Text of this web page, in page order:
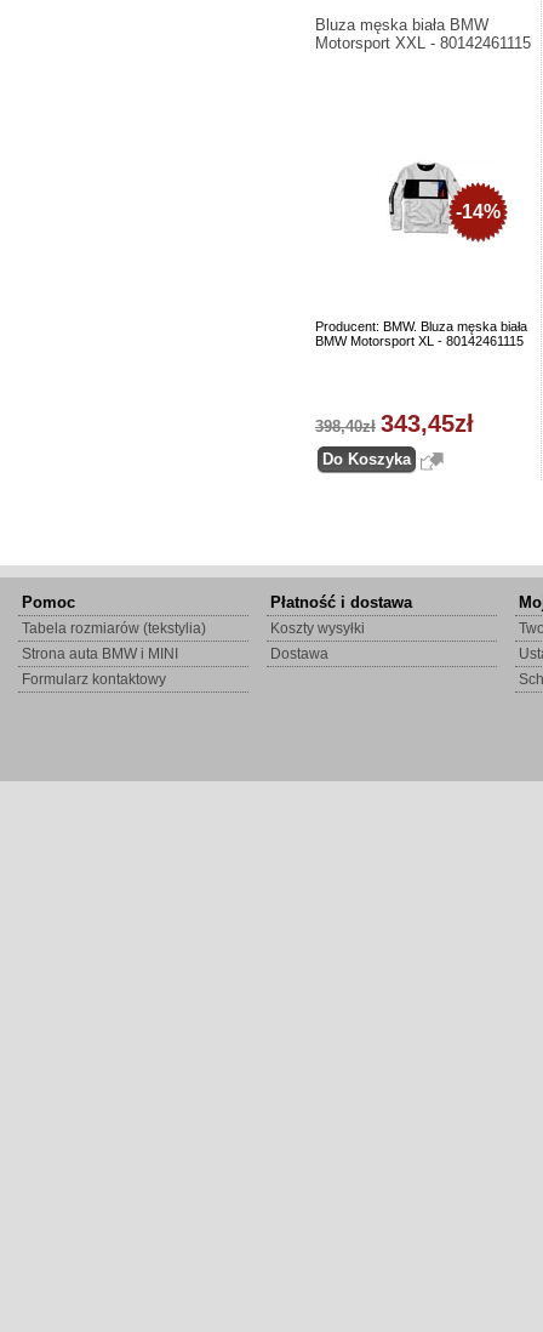
Bluza męska biała BMW
Motorsport XXL - 80142461115
Producent: BMW. Bluza męska biała
BMW Motorsport XL - 80142461115
-14%
398,40zł 343,45zł
Pomoc
Tabela rozmiarów (tekstylia)
Strona auta BMW i MINI
Formularz kontaktowy
Płatność i dostawa
Koszty wysyłki
Dostawa